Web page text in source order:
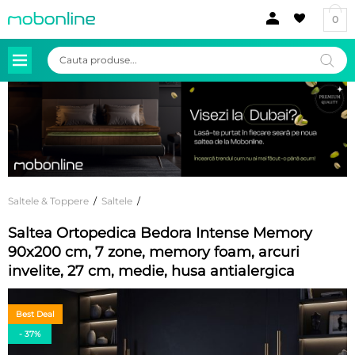
0
Products
search
Saltele & Toppere / Saltele /
Saltea Ortopedica Bedora Intense Memory
90x200 cm, 7 zone, memory foam, arcuri
invelite, 27 cm, medie, husa antialergica
Best Deal
- 37%